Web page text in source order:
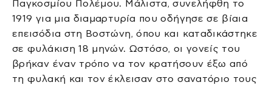
Παγκοσμίου Πολέμου. Μάλιστα, συνελήφθη το
1919 για μια διαμαρτυρία που οδήγησε σε βίαια
επεισόδια στη Βοστώνη, όπου και καταδικάστηκε
σε φυλάκιση 18 μηνών. Ωστόσο, οι γονείς του
βρήκαν έναν τρόπο να τον κρατήσουν έξω από
τη φυλακή και τον έκλεισαν στο σανατόριο τους